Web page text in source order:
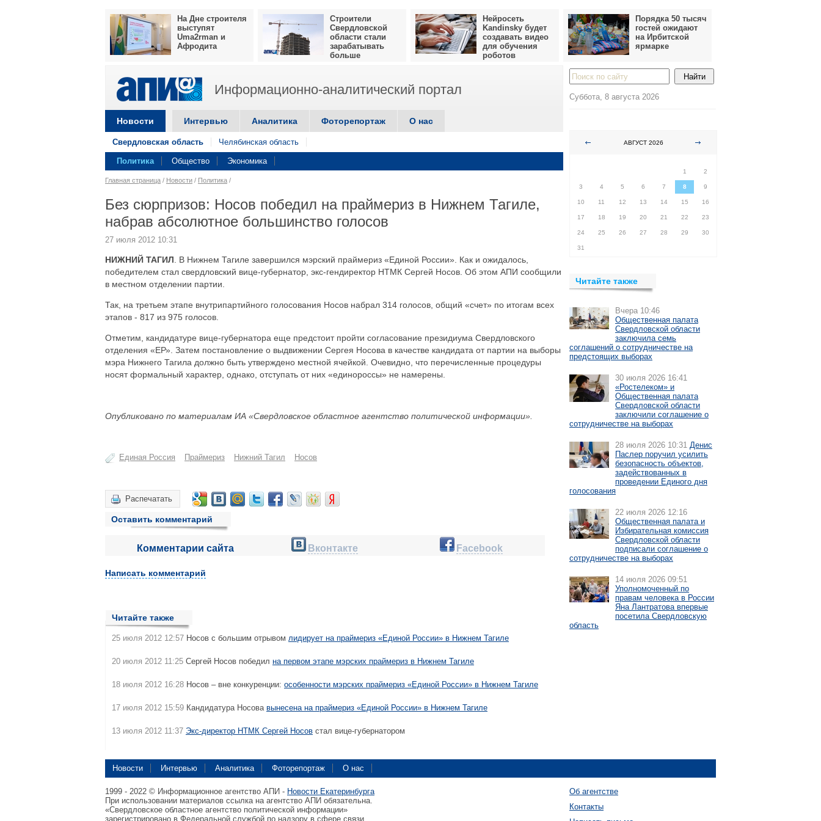
На Дне строителя
выступят
Uma2rman и
Афродита
Строители
Свердловской
области стали
зарабатывать
больше
Нейросеть
Kandinsky будет
создавать видео
для обучения
роботов
Порядка 50 тысяч
гостей ожидают
на Ирбитской
ярмарке
Информационно-аналитический портал
Новости Интервью Аналитика Фоторепортаж О нас
Свердловская область Челябинская область
Политика Общество Экономика
Главная страница / Новости / Политика /
Без сюрпризов: Носов победил на праймериз в Нижнем Тагиле,
набрав абсолютное большинство голосов
27 июля 2012 10:31
НИЖНИЙ ТАГИЛ . В Нижнем Тагиле завершился мэрский праймериз «Единой России». Как и ожидалось,
победителем стал свердловский вице-губернатор, экс-гендиректор НТМК Сергей Носов. Об этом АПИ сообщили
в местном отделении партии.
Так, на третьем этапе внутрипартийного голосования Носов набрал 314 голосов, общий «счет» по итогам всех
этапов - 817 из 975 голосов.
Отметим, кандидатуре вице-губернатора еще предстоит пройти согласование президиума Свердловского
отделения «ЕР». Затем постановление о выдвижении Сергея Носова в качестве кандидата от партии на выборы
мэра Нижнего Тагила должно быть утверждено местной ячейкой. Очевидно, что перечисленные процедуры
носят формальный характер, однако, отступать от них «единороссы» не намерены.
Опубликовано по материалам ИА «Свердловское областное агентство политической информации».
Единая Россия Праймериз Нижний Тагил Носов
Распечатать
Оставить комментарий
Комментарии сайта Вконтакте Facebook
Написать комментарий
Читайте также
25 июля 2012 12:57 Носов с большим отрывом лидирует на праймериз «Единой России» в Нижнем Тагиле
20 июля 2012 11:25 Сергей Носов победил на первом этапе мэрских праймериз в Нижнем Тагиле
18 июля 2012 16:28 Носов – вне конкуренции: особенности мэрских праймериз «Единой России» в Нижнем Тагиле
17 июля 2012 15:59 Кандидатура Носова вынесена на праймериз «Единой России» в Нижнем Тагиле
13 июля 2012 11:37 Экс-директор НТМК Сергей Носов стал вице-губернатором
Суббота, 8 августа 2026
АВГУСТ 2026
1
2
3 4 5 6 7 8 9
10 11 12 13 14 15 16
17 18 19 20 21 22 23
24 25 26 27 28 29 30
31
Читайте также
Вчера 10:46
Общественная палата
Свердловской области
заключила семь
соглашений о сотрудничестве на
предстоящих выборах
30 июля 2026 16:41
«Ростелеком» и
Общественная палата
Свердловской области
заключили соглашение о
сотрудничестве на выборах
28 июля 2026 10:31 Денис
Паслер поручил усилить
безопасность объектов,
задействованных в
проведении Единого дня
голосования
22 июля 2026 12:16
Общественная палата и
Избирательная комиссия
Свердловской области
подписали соглашение о
сотрудничестве на выборах
14 июля 2026 09:51
Уполномоченный по
правам человека в России
Яна Лантратова впервые
посетила Свердловскую
область
Новости Интервью Аналитика Фоторепортаж О нас
1999 - 2022 © Информационное агентство АПИ - Новости Екатеринбурга
При использовании материалов ссылка на агентство АПИ обязательна.
«Свердловское областное агентство политической информации»
зарегистрировано в Федеральной службой по надзору в сфере связи,
Об агентстве
Контакты